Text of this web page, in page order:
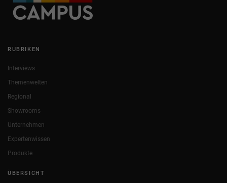
RUBRIKEN
Interviews
Themenwelten
Regional
Showrooms
Unternehmen
Expertenwissen
Produkte
ÜBERSICHT